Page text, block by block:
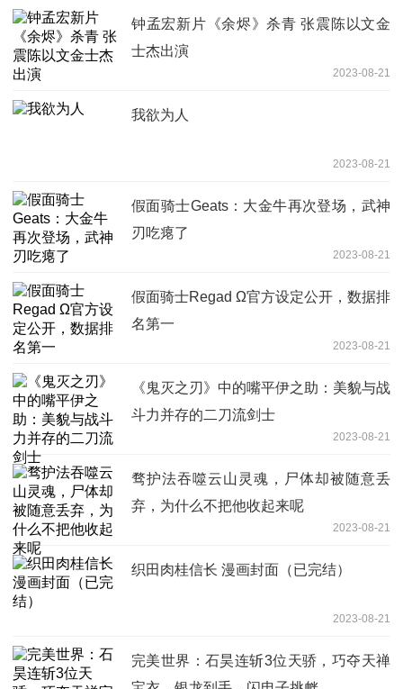
钟孟宏新片《余烬》杀青 张震陈以文金
士杰出演
2023-08-21
我欲为人
2023-08-21
假面骑士Geats：大金牛再次登场，武神
刃吃瘪了
2023-08-21
假面骑士Regad Ω官方设定公开，数据排
名第一
2023-08-21
《鬼灭之刃》中的嘴平伊之助：美貌与战
斗力并存的二刀流剑士
2023-08-21
骛护法吞噬云山灵魂，尸体却被随意丢
弃，为什么不把他收起来呢
2023-08-21
织田肉桂信长 漫画封面（已完结）
2023-08-21
完美世界：石昊连斩3位天骄，巧夺天禅